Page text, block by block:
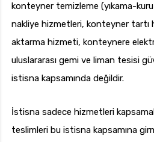
konteyner temizleme (yıkama-
nakliye hizmetleri, konteyner
aktarma hizmeti, konteynere
uluslararası gemi ve liman tesisi
istisna kapsamında değildir.
İstisna sadece hizmetleri
teslimleri bu istisna kapsamına